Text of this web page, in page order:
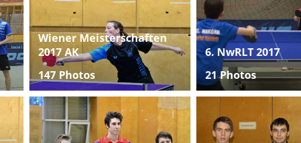
Wiener Meisterschaften
2017 AK
147 Photos
6. NwRLT 2017
21 Photos